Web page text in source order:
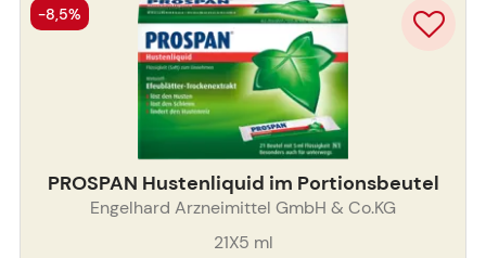
PROSPAN Hustenliquid im Portionsbeutel
Engelhard Arzneimittel GmbH & Co.KG
21X5 ml
-8,5%